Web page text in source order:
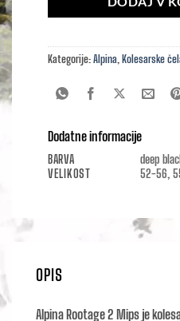
Kategorije:Alpina Kolesarske
Dodatne informacije
BARVA
deep
VELIKOST
52-56,
OPIS
Alpina Rootage 2 Mips je